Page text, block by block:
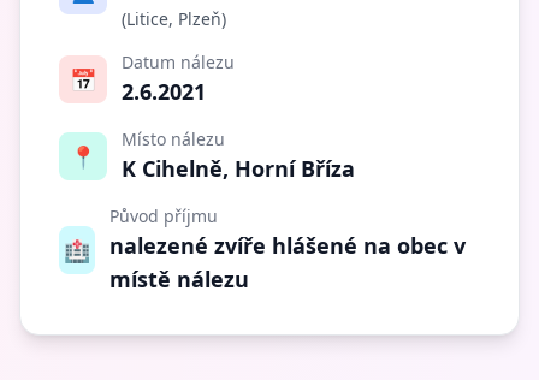
(Litice, Plzeň)
📅
Datum nálezu
2.6.2021
📍
Místo nálezu
K Cihelně, Horní Bříza
🏥
Původ příjmu
nalezené zvíře hlášené na obec v
místě nálezu